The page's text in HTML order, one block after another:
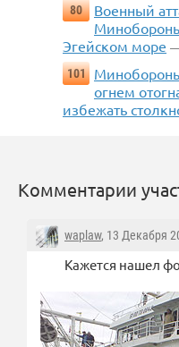
80
Военный
Эгейском море —
101
огнем
избежать
Комментарии
waplaw, 13 Декабря
Кажется нашел